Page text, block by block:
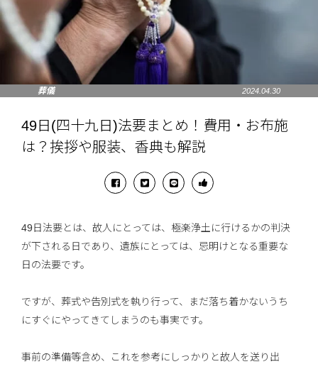
葬儀 2024.04.30
49日(四十九日)法要まとめ！費用・お布施
は？挨拶や服装、香典も解説
49日法要とは、故人にとっては、極楽浄土に行けるかの判決
が下される日であり、遺族にとっては、忌明けとなる重要な
日の法要です。
ですが、葬式や告別式を執り行って、まだ落ち着かないうち
にすぐにやってきてしまうのも事実です。
事前の準備等含め、これを参考にしっかりと故人を送り出